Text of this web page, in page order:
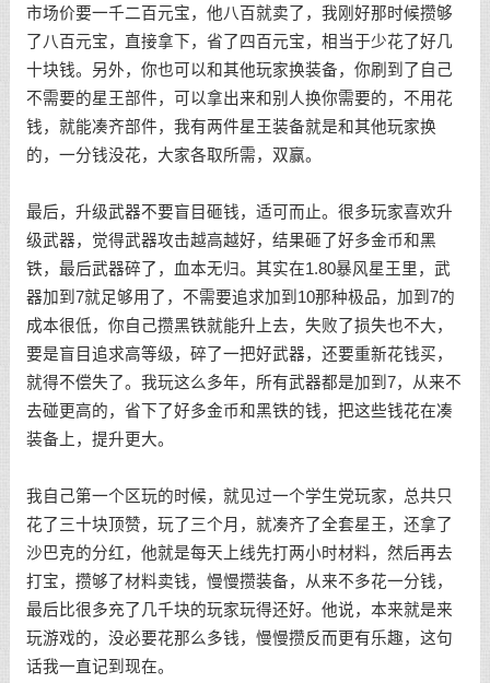
市场价要一千二百元宝，他八百就卖了，我刚好那时候攒够
了八百元宝，直接拿下，省了四百元宝，相当于少花了好几
十块钱。另外，你也可以和其他玩家换装备，你刷到了自己
不需要的星王部件，可以拿出来和别人换你需要的，不用花
钱，就能凑齐部件，我有两件星王装备就是和其他玩家换
的，一分钱没花，大家各取所需，双赢。
最后，升级武器不要盲目砸钱，适可而止。很多玩家喜欢升
级武器，觉得武器攻击越高越好，结果砸了好多金币和黑
铁，最后武器碎了，血本无归。其实在1.80暴风星王里，武
器加到7就足够用了，不需要追求加到10那种极品，加到7的
成本很低，你自己攒黑铁就能升上去，失败了损失也不大，
要是盲目追求高等级，碎了一把好武器，还要重新花钱买，
就得不偿失了。我玩这么多年，所有武器都是加到7，从来不
去碰更高的，省下了好多金币和黑铁的钱，把这些钱花在凑
装备上，提升更大。
我自己第一个区玩的时候，就见过一个学生党玩家，总共只
花了三十块顶赞，玩了三个月，就凑齐了全套星王，还拿了
沙巴克的分红，他就是每天上线先打两小时材料，然后再去
打宝，攒够了材料卖钱，慢慢攒装备，从来不多花一分钱，
最后比很多充了几千块的玩家玩得还好。他说，本来就是来
玩游戏的，没必要花那么多钱，慢慢攒反而更有乐趣，这句
话我一直记到现在。